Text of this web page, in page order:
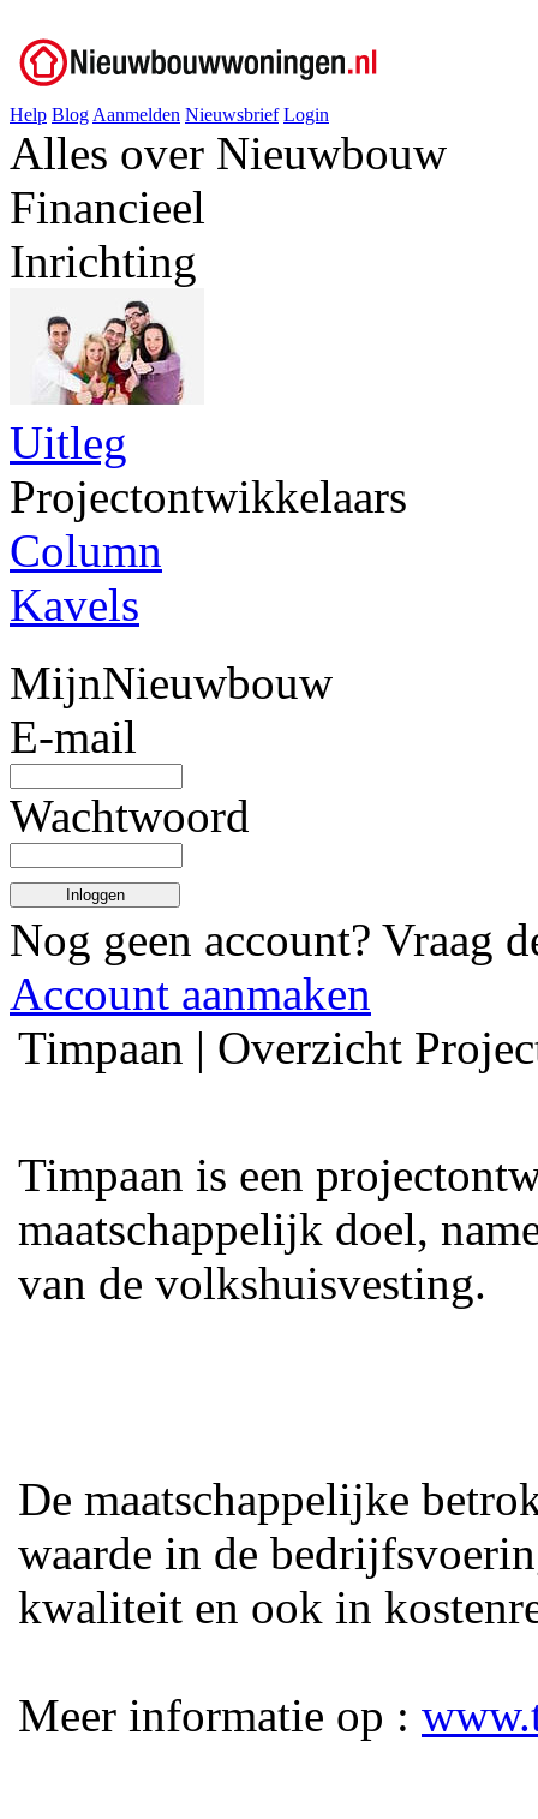
Help Blog Aanmelden Nieuwsbrief Login
Alles over Nieuwbouw
Financieel
Inrichting
Uitleg
Projectontwikkelaars
Column
Kavels
MijnNieuwbouw
E-mail
Wachtwoord
Inloggen
Nog geen account? Vraag
Account aanmaken
Timpaan | Overzicht
Timpaan is een
maatschappelijk doel,
van de volkshuisvesting.
De maatschappelijke
waarde in de
kwaliteit en ook in
Meer informatie op :